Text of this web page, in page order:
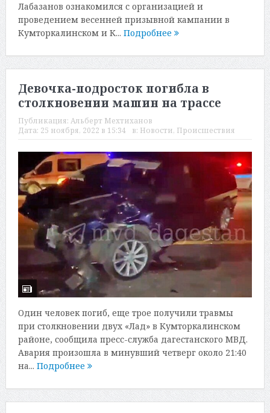
Лабазанов ознакомился с организацией и
проведением весенней призывной кампании в
Кумторкалинском и К... Подробнее
Девочка-подросток погибла в
столкновении машин на трассе
Публикация: Альберт Мехтиханов
Дата: 25 ноября, 2022 в 15:34 в: Новости, Происшествия
Один человек погиб, еще трое получили травмы
при столкновении двух «Лад» в Кумторкалинском
районе, сообщила пресс-служба дагестанского МВД.
Авария произошла в минувший четверг около 21:40
на... Подробнее